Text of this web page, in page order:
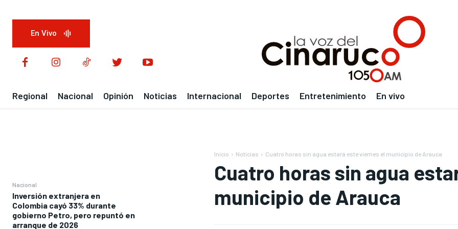
En Vivo
Regional Nacional Opinión Noticias Internacional Deportes Entretenimiento En vivo
Nacional
Inversión extranjera en
Colombia cayó 33% durante
gobierno Petro, pero repuntó en
arranque de 2026
Inicio Noticias Cuatro horas sin agua estará este viernes el municipio de Arauca
Cuatro horas sin agua
municipio de Arauca